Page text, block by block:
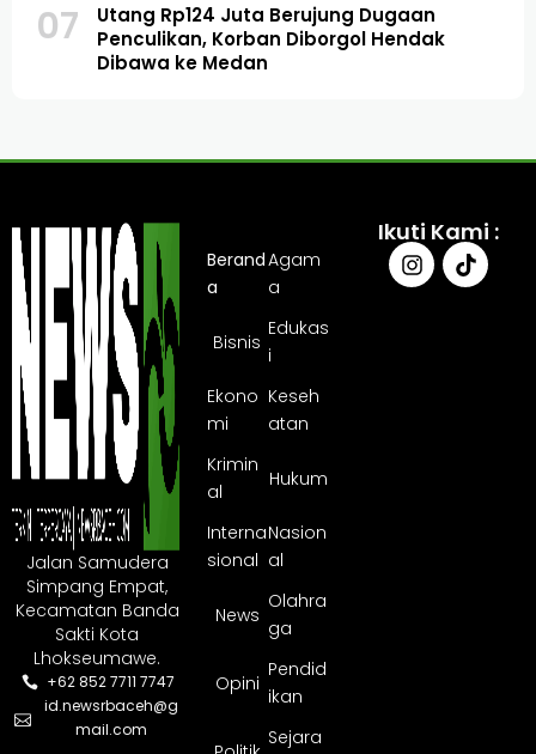
07
Utang Rp124 Juta Berujung Dugaan
Penculikan, Korban Diborgol Hendak
Dibawa ke Medan
Jalan Samudera
Simpang Empat,
Kecamatan Banda
Sakti Kota
Lhokseumawe.
+62 852 7711 7747
id.newsrbaceh@g
mail.com
Berand
a
Agam
a
Bisnis
Edukas
i
Ekono
mi
Keseh
atan
Krimin
al
Hukum
Interna
sional
Nasion
al
News
Olahra
ga
Opini
Pendid
ikan
Sejara
Ikuti Kami :